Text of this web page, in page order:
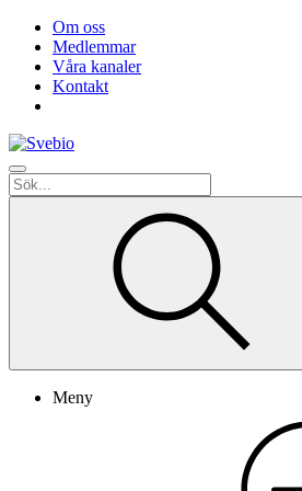
Om oss
Medlemmar
Våra kanaler
Kontakt
Meny